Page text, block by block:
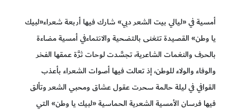
أمسية في «ليالي بيت الشعر دبي» شارك فيها أربعة شعراء«لبيك
يا وطن» القصيدة تتغنى بالتضحية والانتماءفي أمسية مضاءة
بالحرف والنغمات الشاعرية، تجسَّدت لوحات ثرَّة عمقها الفخر
والوفاء والولاء للوطن، إذ تعالت فيها أصوات الشعراء بأعذب
القوافي في ليلة حالمة سحرت عقول عشاق ومحبي الشعر وتألق
فيها فرسان الأمسية الشعرية الحماسية «لبيك يا وطن» التي